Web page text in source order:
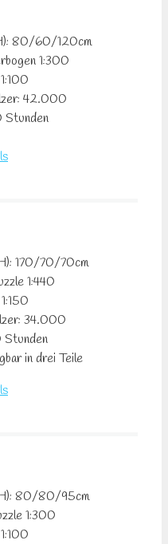
80/60/120cm
1:300
42.000
170/70/70cm
1:440
34.000
in drei Teile
80/80/95cm
1:300